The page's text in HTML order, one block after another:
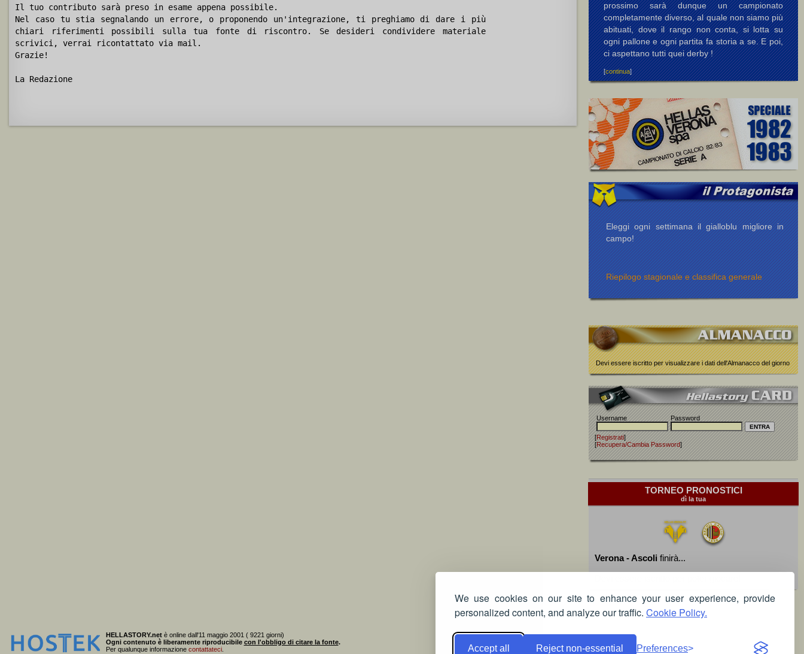
We use cookies on our site to enhance your user experience, provide
personalized content, and analyze our traffic. Cookie Policy.
Accept all Reject non-essential Preferences
Il tuo contributo sarà preso in esame appena possibile.
Nel caso tu stia segnalando un errore, o proponendo un'integrazione, ti preghiamo di dare i più
chiari riferimenti possibili sulla tua fonte di riscontro. Se desideri condividere materiale
scrivici, verrai ricontattato via mail.
Grazie!
La Redazione
prossimo sarà dunque un campionato
completamente diverso, al quale non siamo più
abituati, dove il rango non conta, si lotta su
ogni pallone e ogni partita fa storia a se. E poi,
ci aspettano tutti quei derby !
[continua]
Eleggi ogni settimana il gialloblu migliore in
campo!
Riepilogo stagionale e classifica generale
Devi essere iscritto per visualizzare i dati dell'Almanacco del giorno
Username Password
[Registrati]
[Recupera/Cambia Password]
TORNEO PRONOSTICI
dì la tua
Verona - Ascoli finirà...
HELLASTORY.netè online dall'11 maggio 2001 ( 9221 giorni)
Ogni contenuto è liberamente riproducibile con l'obbligo di citare la fonte.
Per qualunque informazione contattateci.